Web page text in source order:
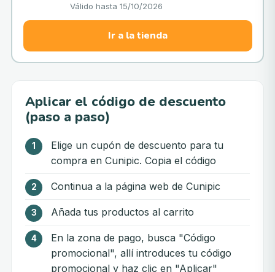
Válido hasta 15/10/2026
Ir a la tienda
Aplicar el código de descuento
(paso a paso)
Elige un cupón de descuento para tu
compra en Cunipic. Copia el código
Continua a la página web de Cunipic
Añada tus productos al carrito
En la zona de pago, busca "Código
promocional", allí introduces tu código
promocional y haz clic en "Aplicar"